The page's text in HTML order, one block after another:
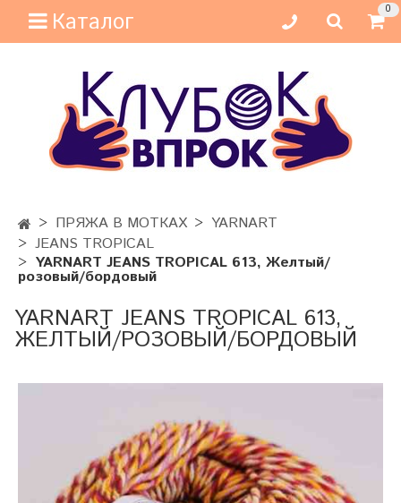
Каталог 0
ПРЯЖА В МОТКАХ
YARNART
JEANS TROPICAL
YARNART JEANS TROPICAL 613, Желтый/
розовый/бордовый
YARNART JEANS TROPICAL 613,
ЖЕЛТЫЙ/РОЗОВЫЙ/БОРДОВЫЙ